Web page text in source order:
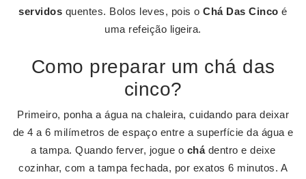
servidos quentes. Bolos leves, pois oChá Das Cinco é
uma refeição ligeira.
Como preparar um chá das
cinco?
Primeiro, ponha a água na chaleira, cuidando para deixar
de 4 a 6 milímetros de espaço entre a superfície da água e
a tampa. Quando ferver, jogue o chádentro e deixe
cozinhar, com a tampa fechada, por exatos 6 minutos. A